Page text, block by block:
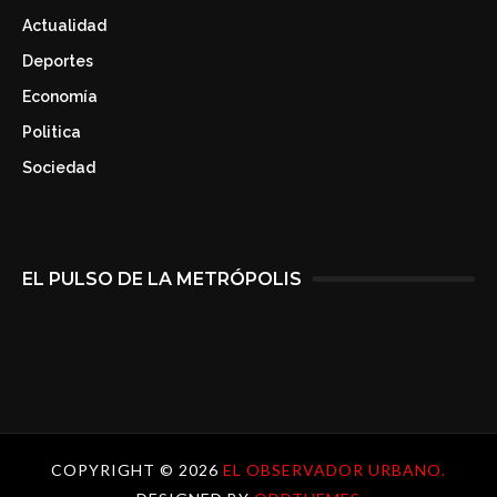
Actualidad
Deportes
Economía
Politica
Sociedad
EL PULSO DE LA METRÓPOLIS
COPYRIGHT © 2026 EL OBSERVADOR URBANO.